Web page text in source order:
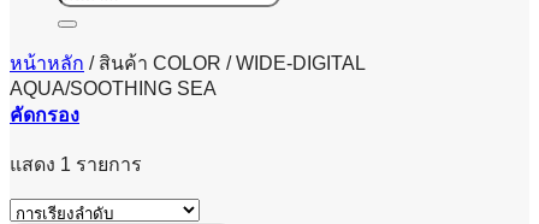
หน้าหลัก /สินค้า COLOR /WIDE-DIGITAL
AQUA/SOOTHING SEA
คัดกรอง
แสดง 1 รายการ